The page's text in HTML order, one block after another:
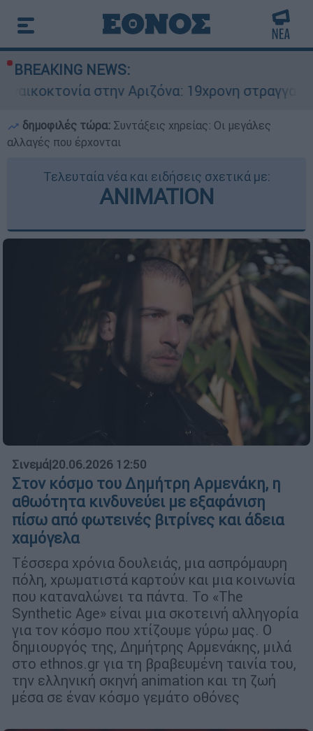
BREAKING NEWS:
Αριζόνα: 19χρονη στραγγαλίστηκε από
δημοφιλές τώρα: Συντάξεις χηρείας: Οι μεγάλες
αλλαγές που έρχονται
Τελευταία νέα και ειδήσεις σχετικά με:
ANIMATION
Σινεμά|20.06.2026 12:50
Στον κόσμο του Δημήτρη Αρμενάκη, η
αθωότητα κινδυνεύει με εξαφάνιση
πίσω από φωτεινές βιτρίνες και άδεια
χαμόγελα
Τέσσερα χρόνια δουλειάς, μια ασπρόμαυρη
πόλη, χρωματιστά καρτούν και μια κοινωνία
που καταναλώνει τα πάντα. Το «The
Synthetic Age» είναι μια σκοτεινή αλληγορία
για τον κόσμο που χτίζουμε γύρω μας. Ο
δημιουργός της, Δημήτρης Αρμενάκης, μιλά
στο ethnos.gr για τη βραβευμένη ταινία του,
την ελληνική σκηνή animation και τη ζωή
μέσα σε έναν κόσμο γεμάτο οθόνες